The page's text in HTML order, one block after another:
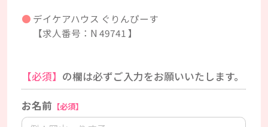
デイケアハウス ぐりんぴーす
【求人番号：N 49741 】
【必須】 の欄は必ずご入力をお願いいたします。
お名前 【必須】